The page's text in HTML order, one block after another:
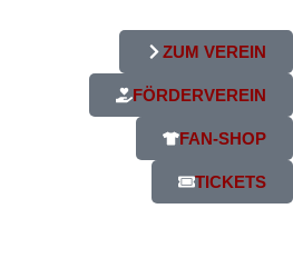
ZUM VEREIN
FÖRDERVEREIN
FAN-SHOP
TICKETS